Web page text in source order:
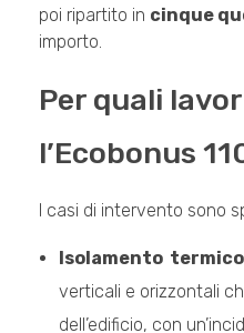
poi ripartito in cinque
importo.
Per quali
l’Ecobonus
I casi di intervento sono
Isolamento termico
verticali e orizzontali
dell’edificio, con